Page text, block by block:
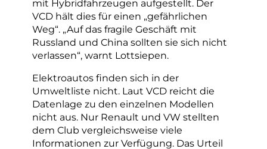
mit Hybridfahrzeugen aufgestellt. Der
VCD hält dies für einen „gefährlichen
Weg“. „Auf das fragile Geschäft mit
Russland und China sollten sie sich nicht
verlassen“, warnt Lottsiepen.
Elektroautos finden sich in der
Umweltliste nicht. Laut VCD reicht die
Datenlage zu den einzelnen Modellen
nicht aus. Nur Renault und VW stellten
dem Club vergleichsweise viele
Informationen zur Verfügung. Das Urteil